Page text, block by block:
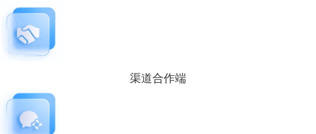
渠道合作端